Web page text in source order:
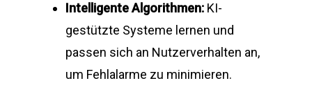
Intelligente Algorithmen: KI-
gestützte Systeme lernen und
passen sich an Nutzerverhalten an,
um Fehlalarme zu minimieren.